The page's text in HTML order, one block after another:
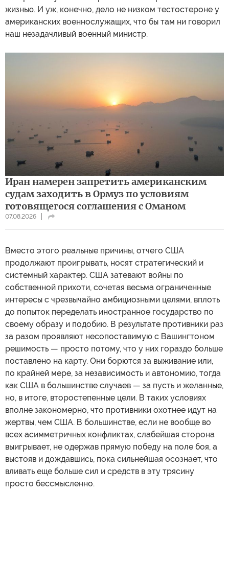
жизнью. И уж, конечно, дело не низком тестостероне у
американских военнослужащих, что бы там ни говорил
наш незадачливый военный министр.
Иран намерен запретить американским
судам заходить в Ормуз по условиям
готовящегося соглашения с Оманом
07.08.2026
Вместо этого реальные причины, отчего США
продолжают проигрывать, носят стратегический и
системный характер. США затевают войны по
собственной прихоти, сочетая весьма ограниченные
интересы с чрезвычайно амбициозными целями, вплоть
до попыток переделать иностранное государство по
своему образу и подобию. В результате противники раз
за разом проявляют несопоставимую с Вашингтоном
решимость — просто потому, что у них гораздо больше
поставлено на карту. Они борются за выживание или,
по крайней мере, за независимость и автономию, тогда
как США в большинстве случаев — за пусть и желанные,
но, в итоге, второстепенные цели. В таких условиях
вполне закономерно, что противники охотнее идут на
жертвы, чем США. В большинстве, если не вообще во
всех асимметричных конфликтах, слабейшая сторона
выигрывает, не одержав прямую победу на поле боя, а
выстояв и дождавшись, пока сильнейшая осознает, что
вливать еще больше сил и средств в эту трясину
просто бессмысленно.